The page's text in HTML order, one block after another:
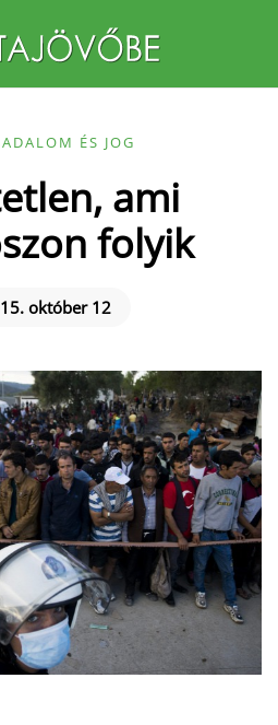
ÉS JOG
ami
folyik
október 12